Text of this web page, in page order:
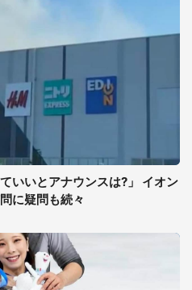
いいとアナウンスは?」 イオン
に疑問も続々